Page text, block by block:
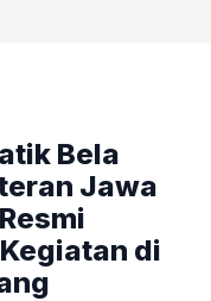
Bela
Jawa
di